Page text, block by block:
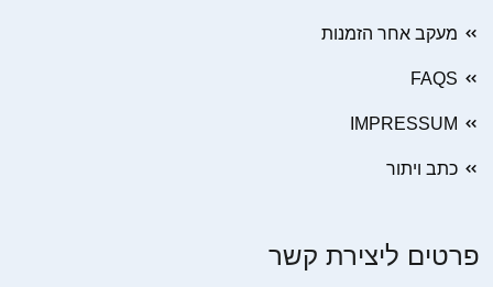
מעקב אחר הזמנות
FAQS
IMPRESSUM
כתב ויתור
פרטים ליצירת קשר